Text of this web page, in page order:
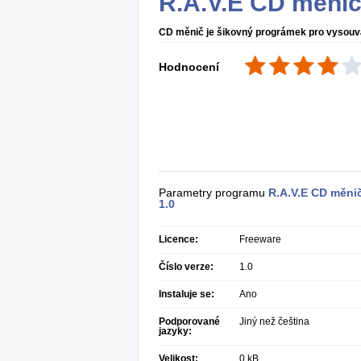
CD měnič je šikovný prográmek pro
Hodnocení
Parametry programu R.A.V.E CD
1.0
Licence: Freeware
Číslo verze: 1.0
Instaluje se: Ano
Podporované
jazyky:
Jiný než čeština
Velikost: 0 kB